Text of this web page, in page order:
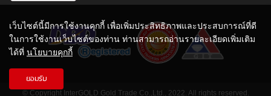
© Copyright InterGOLD Gold Trade Co.,Ltd., 2022. All rights reserved.
เว็บไซต์นี้มีการใช้งานคุกกี้ เพื่อเพิ่มประสิทธิภาพและประสบการณ์ที่ดี
ในการใช้งานเว็บไซต์ของท่าน ท่านสามารถอ่านรายละเอียดเพิ่มเติม
ได้ที่ นโยบายคุกกี้
ยอมรับ